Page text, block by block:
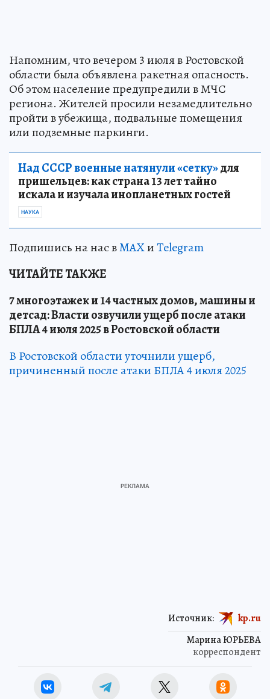
Напомним, что вечером 3 июля в Ростовской
области была объявлена ракетная опасность.
Об этом население предупредили в МЧС
региона. Жителей просили незамедлительно
пройти в убежища, подвальные помещения
или подземные паркинги.
Над СССР военные натянули «сетку»для
пришельцев: как страна 13 лет тайно
искала и изучала инопланетных гостей
НАУКА
Подпишись на нас вMAXиTelegram
ЧИТАЙТЕ ТАКЖЕ
7 многоэтажек и 14 частных домов, машины и
детсад: Власти озвучили ущерб после атаки
БПЛА 4 июля 2025 в Ростовской области
В Ростовской области уточнили ущерб,
причиненный после атаки БПЛА 4 июля 2025
Марина ЮРЬЕВА
корреспондент
Источник: kp.ru